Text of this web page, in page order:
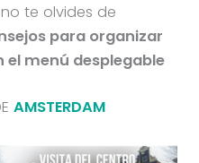
te olvides de
para organizar
menú desplegable
AMSTERDAM